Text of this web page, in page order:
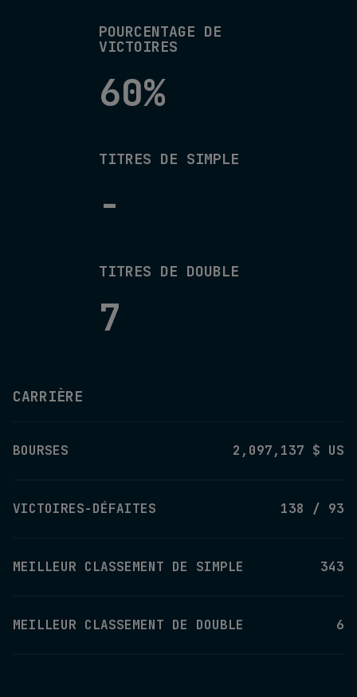
POURCENTAGE DE
VICTOIRES
60%
TITRES DE SIMPLE
-
TITRES DE DOUBLE
7
CARRIÈRE
BOURSES 2,097,137 $ US
VICTOIRES-DÉFAITES 138 / 93
MEILLEUR CLASSEMENT DE SIMPLE 343
MEILLEUR CLASSEMENT DE DOUBLE 6